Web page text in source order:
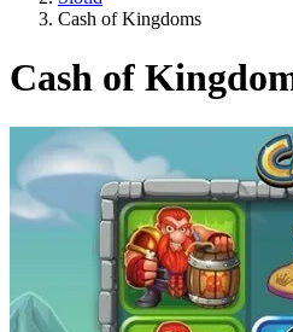
Cash of Kingdoms
Cash of